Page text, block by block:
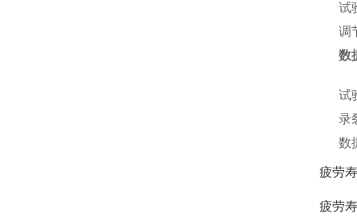
试
调
数
试
录
数
疲劳
疲劳